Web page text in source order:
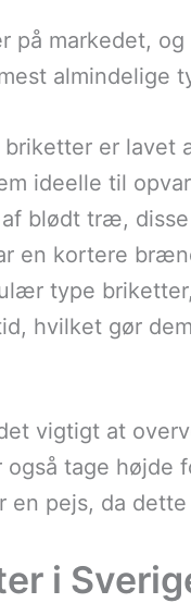
markedet,
almindelige
briketter er lavet
ideelle til
af blødt træ,
en kortere
type
hvilket gør
vigtigt at
tage højde
pejs, da
i